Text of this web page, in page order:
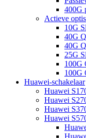
400G
Actieve
10G
40G
40G
25G
100G
100G
Huawei-schakelaar
Huawei
Huawei
Huawei
Huawei